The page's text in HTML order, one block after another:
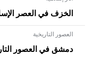
الخزف في العصر
العصور التاريخية
دمشق في العصور
- هل تعلم أن الأبلق
بالعمارة
المعمار على بناء